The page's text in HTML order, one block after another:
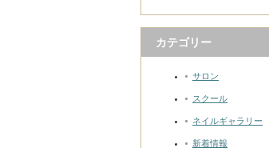
カテゴリー
サロン
スクール
ネイルギャラリー
新着情報